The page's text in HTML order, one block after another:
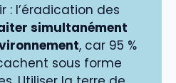
: l’éradication des
simultanément
, car 95 %
sous forme